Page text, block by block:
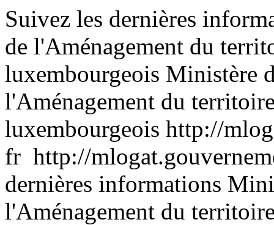
Suivez les dernières
de l'Aménagement du
luxembourgeois Ministère
l'Aménagement du
luxembourgeois http://
fr http://
dernières informations
l'Aménagement du